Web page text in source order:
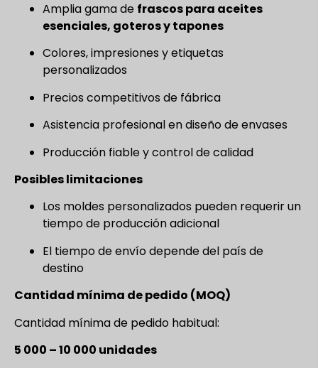
Amplia gama de frascos para aceites
esenciales, goteros y tapones
Colores, impresiones y etiquetas
personalizados
Precios competitivos de fábrica
Asistencia profesional en diseño de envases
Producción fiable y control de calidad
Posibles limitaciones
Los moldes personalizados pueden requerir un
tiempo de producción adicional
El tiempo de envío depende del país de
destino
Cantidad mínima de pedido (MOQ)
Cantidad mínima de pedido habitual:
5 000 – 10 000 unidades